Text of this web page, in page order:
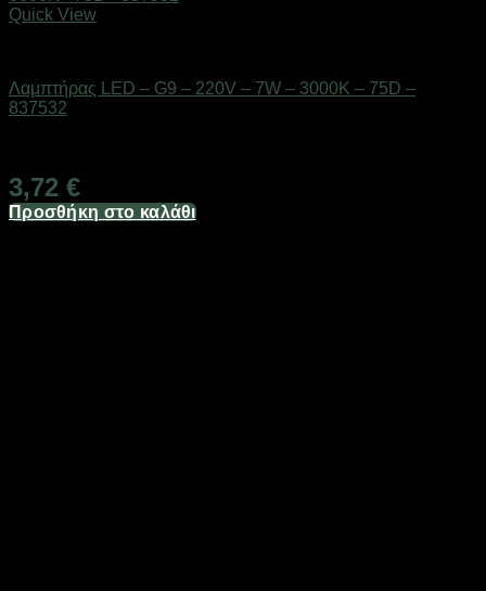
Quick View
Λαμπτήρας LED – G9 – 220V – 7W – 3000K – 75D –
837532
3,72 €
Προσθήκη στο καλάθι